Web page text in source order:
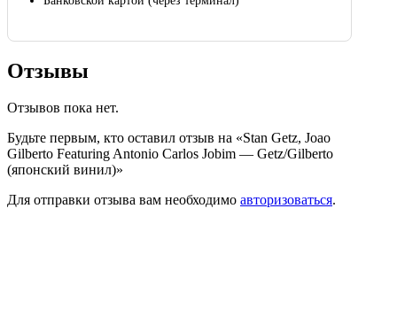
Отзывы
Отзывов пока нет.
Будьте первым, кто оставил отзыв на «Stan Getz, Joao
Gilberto Featuring Antonio Carlos Jobim — Getz/Gilberto
(японский винил)»
Для отправки отзыва вам необходимо авторизоваться.